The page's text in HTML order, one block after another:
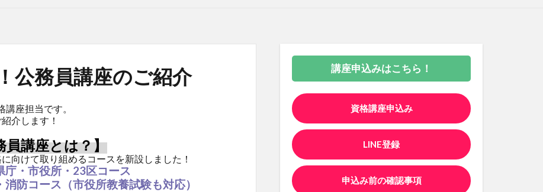
公務員講座のご紹介
座担当です。
介します！
員講座とは？】
向けて取り組めるコースを新設しました！
庁・市役所・23区コース
防コース（市役所教養試験も対応）
講座申込みはこちら！
資格講座申込み
LINE登録
申込み前の確認事項